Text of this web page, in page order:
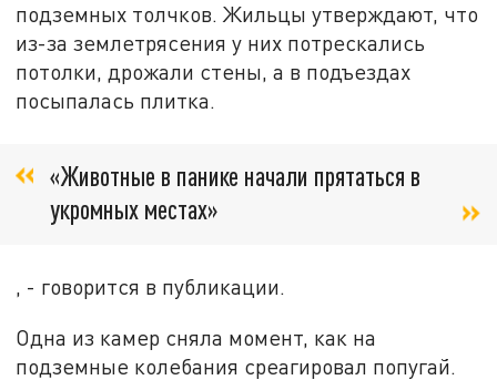
подземных толчков. Жильцы утверждают, что
из-за землетрясения у них потрескались
потолки, дрожали стены, а в подъездах
посыпалась плитка.
«Животные в панике начали прятаться в
укромных местах»
, - говорится в публикации.
Одна из камер сняла момент, как на
подземные колебания среагировал попугай.